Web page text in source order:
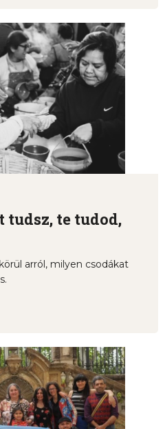
tudsz, te tudod,
arról, milyen csodákat